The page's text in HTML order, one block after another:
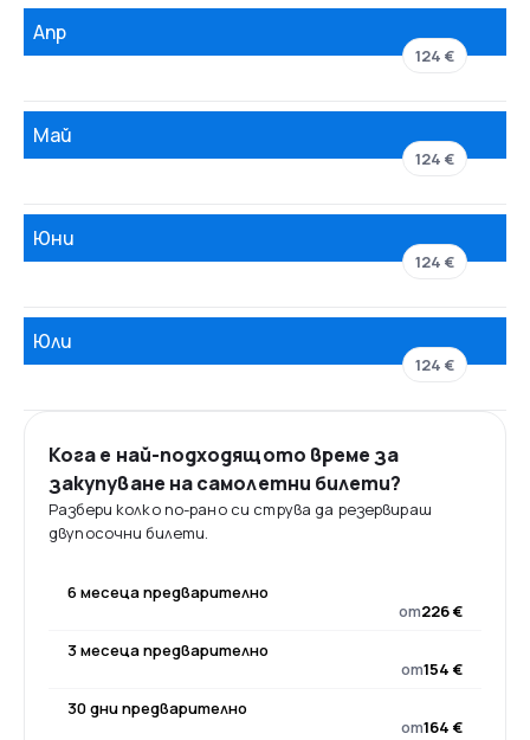
Апр
124 €
Май
124 €
Юни
124 €
Юли
124 €
Кога е най-подходящото време за
закупуване на самолетни билети?
Разбери колко по-рано си струва да резервираш
двупосочни билети.
6 месеца предварително
от226 €
3 месеца предварително
от154 €
30 дни предварително
от164 €